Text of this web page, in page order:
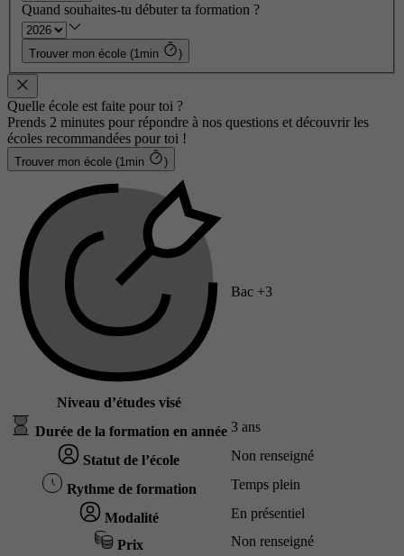
Quand souhaites-tu débuter ta formation ?
Trouver mon école (1min )
Quelle école est faite pour toi ?
Prends 2 minutes pour répondre à nos questions et découvrir les
écoles recommandées pour toi !
Trouver mon école (1min )
Niveau d’études visé
Bac +3
Durée de la formation en année 3 ans
Statut de l’école Non renseigné
Rythme de formation Temps plein
Modalité En présentiel
Prix Non renseigné